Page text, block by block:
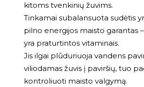
kitoms tvenkinių žuvims.
Tinkamai subalansuota sudėtis
pilno energijos maisto garantas
yra praturtintos vitaminais.
Jis ilgai plūduriuoja vandens
viliodamas žuvis į paviršių, tuo
kontroliuoti maisto valgymą.